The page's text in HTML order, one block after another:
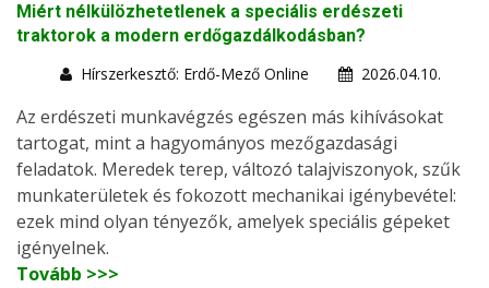
Miért nélkülözhetetlenek a speciális erdészeti
traktorok a modern erdőgazdálkodásban?
Hírszerkesztő: Erdő-Mező Online
2026.04.10.
Az erdészeti munkavégzés egészen más kihívásokat
tartogat, mint a hagyományos mezőgazdasági
feladatok. Meredek terep, változó talajviszonyok, szűk
munkaterületek és fokozott mechanikai igénybevétel:
ezek mind olyan tényezők, amelyek speciális gépeket
igényelnek.
Tovább >>>